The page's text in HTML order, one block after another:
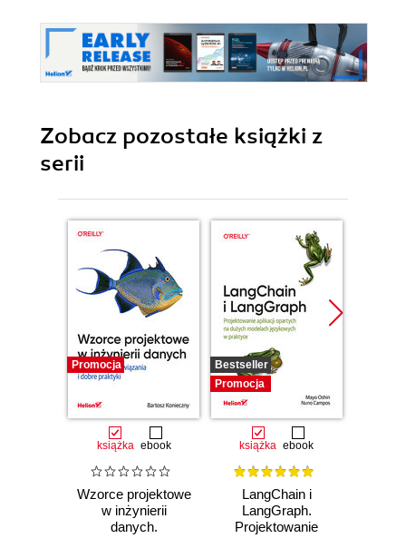
Zobacz pozostałe książki z
serii
Promocja
książka ebook
Wzorce projektowe
w inżynierii
danych.
Bestseller
Promocja
książka ebook
LangChain i
LangGraph.
Projektowanie